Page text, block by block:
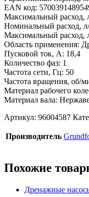
EAN код:
Максимальный расход,
Номинальный расход,
Максимальный расход,
Область применения:
Пусковой ток, А: 18,4
Количество фаз: 1
Частота сети, Гц: 50
Частота вращения, об/
Материал рабочего
Материал вала:
Артикул: 96004587
Производитель
Похожие
Дренажные